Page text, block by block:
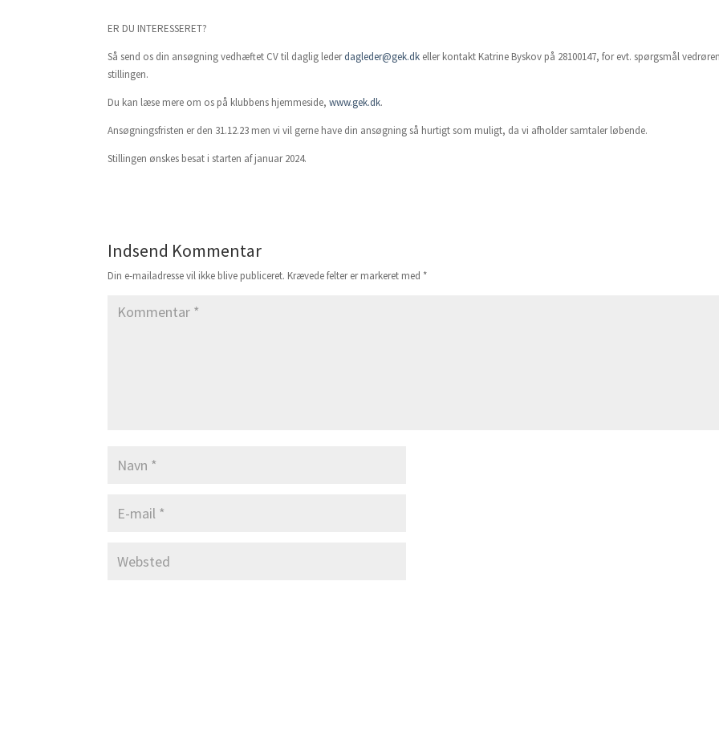
ER DU INTERESSERET?
Så send os din ansøgning vedhæftet CV til daglig lederdagleder@gek.dk eller kontakt Katrine Byskov på 28100147, for evt. spørgsmål
stillingen.
Du kan læse mere om os på klubbens hjemmeside,www.gek.dk.
Ansøgningsfristen er den 31.12.23 men vi vil gerne have din ansøgning så hurtigt som muligt, da vi afholder samtaler løbende.
Stillingen ønskes besat i starten af januar 2024.
Indsend Kommentar
Din e-mailadresse vil ikke blive publiceret. Krævede felter er markeret med *